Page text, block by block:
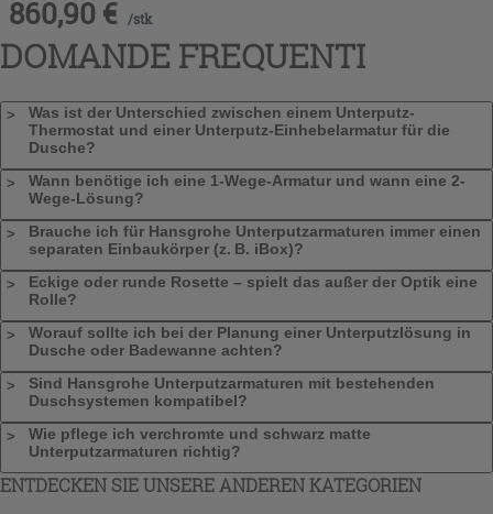
860,90 € /stk
DOMANDE FREQUENTI
Was ist der Unterschied zwischen einem Unterputz-
Thermostat und einer Unterputz-Einhebelarmatur für die
Dusche?
Wann benötige ich eine 1-Wege-Armatur und wann eine 2-
Wege-Lösung?
Brauche ich für Hansgrohe Unterputzarmaturen immer einen
separaten Einbaukörper (z. B. iBox)?
Eckige oder runde Rosette – spielt das außer der Optik eine
Rolle?
Worauf sollte ich bei der Planung einer Unterputzlösung in
Dusche oder Badewanne achten?
Sind Hansgrohe Unterputzarmaturen mit bestehenden
Duschsystemen kompatibel?
Wie pflege ich verchromte und schwarz matte
Unterputzarmaturen richtig?
ENTDECKEN SIE UNSERE ANDEREN KATEGORIEN